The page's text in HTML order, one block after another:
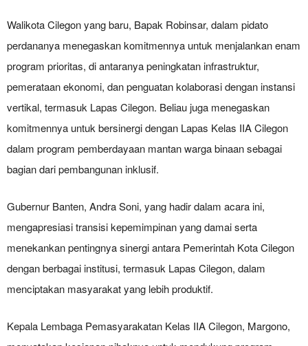
Walikota Cilegon yang baru, Bapak Robinsar, dalam pidato
perdananya menegaskan komitmennya untuk menjalankan enam
program prioritas, di antaranya peningkatan infrastruktur,
pemerataan ekonomi, dan penguatan kolaborasi dengan instansi
vertikal, termasuk Lapas Cilegon. Beliau juga menegaskan
komitmennya untuk bersinergi dengan Lapas Kelas IIA Cilegon
dalam program pemberdayaan mantan warga binaan sebagai
bagian dari pembangunan inklusif.
Gubernur Banten, Andra Soni, yang hadir dalam acara ini,
mengapresiasi transisi kepemimpinan yang damai serta
menekankan pentingnya sinergi antara Pemerintah Kota Cilegon
dengan berbagai institusi, termasuk Lapas Cilegon, dalam
menciptakan masyarakat yang lebih produktif.
Kepala Lembaga Pemasyarakatan Kelas IIA Cilegon, Margono,